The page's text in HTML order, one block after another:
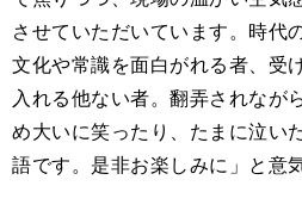
させていただいています。時代
文化や常識を面白がれる者、受
入れる他ない者。翻弄されなが
め大いに笑ったり、たまに泣い
語です。是非お楽しみに」と意